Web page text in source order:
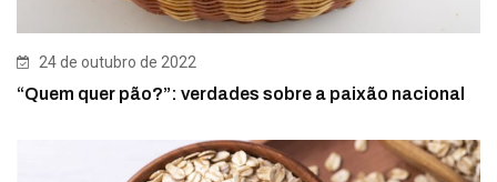
24 de outubro de 2022
“Quem quer pão?”: verdades sobre a paixão nacional